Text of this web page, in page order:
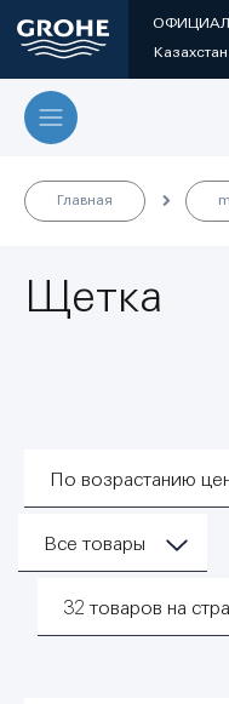
Казахстан
Главная
Щетка
По возрастанию
Все товары
32 товаров на